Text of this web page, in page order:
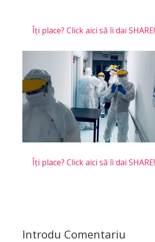
Îți place? Click aici să îi dai SHARE!
Îți place? Click aici să îi dai SHARE!
Introdu Comentariu